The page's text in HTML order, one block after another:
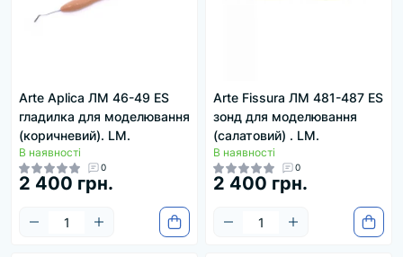
Arte Aplica ЛМ 46-49 ES
гладилка для моделювання
(коричневий). LM.
В наявності
0
2 400 грн.
Arte Fissura ЛМ 481-487 ES
зонд для моделювання
(салатовий) . LM.
В наявності
0
2 400 грн.